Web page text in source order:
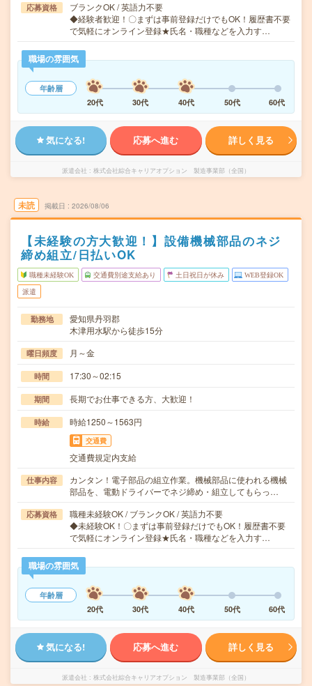
応募資格
ブランクOK / 英語力不要
◆経験者歓迎！〇まずは事前登録だけでもOK！履歴書不要
で気軽にオンライン登録★氏名・職種などを入力す…
職場の雰囲気
年齢層
20代
30代 40代 50代 60代
気になる! 応募へ進む 詳しく見る
派遣会社 株式会社綜合キャリアオプション 製造事業部（全国）
未読 掲載日 2026/08/06
【未経験の方大歓迎！】設備機械部品のネジ
締め組立/日払いOK
職種未経験OK 交通費別途支給あり 土日祝日が休み WEB登録OK
派遣
勤務地
愛知県丹羽郡
木津用水駅から徒歩15分
曜日頻度 月～金
時間 17:30～02:15
期間 長期でお仕事できる方、大歓迎！
時給 時給1250～1563円
交通費
交通費規定内支給
仕事内容
カンタン！電子部品の組立作業。機械部品に使われる機械
部品を、電動ドライバーでネジ締め・組立してもらっ…
応募資格
職種未経験OK / ブランクOK / 英語力不要
◆未経験OK！〇まずは事前登録だけでもOK！履歴書不要
で気軽にオンライン登録★氏名・職種などを入力す…
職場の雰囲気
年齢層
20代
30代 40代 50代 60代
気になる! 応募へ進む 詳しく見る
派遣会社 株式会社綜合キャリアオプション 製造事業部（全国）